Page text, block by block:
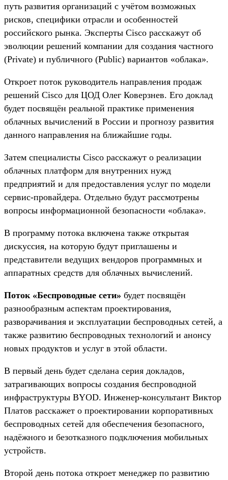
путь развития организаций с учётом возможных
рисков, специфики отрасли и особенностей
российского рынка. Эксперты Cisco расскажут об
эволюции решений компании для создания частного
(Private) и публичного (Public) вариантов «облака».
Откроет поток руководитель направления продаж
решений Cisco для ЦОД Олег Коверзнев. Его доклад
будет посвящён реальной практике применения
облачных вычислений в России и прогнозу развития
данного направления на ближайшие годы.
Затем специалисты Cisco расскажут о реализации
облачных платформ для внутренних нужд
предприятий и для предоставления услуг по модели
сервис-провайдера. Отдельно будут рассмотрены
вопросы информационной безопасности «облака».
В программу потока включена также открытая
дискуссия, на которую будут приглашены и
представители ведущих вендоров программных и
аппаратных средств для облачных вычислений.
Поток «Беспроводные сети» будет посвящён
разнообразным аспектам проектирования,
разворачивания и эксплуатации беспроводных сетей, а
также развитию беспроводных технологий и анонсу
новых продуктов и услуг в этой области.
В первый день будет сделана серия докладов,
затрагивающих вопросы создания беспроводной
инфраструктуры BYOD. Инженер-консультант Виктор
Платов расскажет о проектировании корпоративных
беспроводных сетей для обеспечения безопасного,
надёжного и безотказного подключения мобильных
устройств.
Второй день потока откроет менеджер по развитию